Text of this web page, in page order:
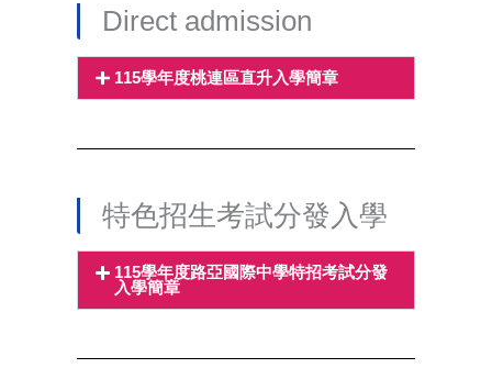
Direct admission
115學年度桃連區直升入學簡章
特色招生考試分發入學
115學年度路亞國際中學特招考試分發
入學簡章